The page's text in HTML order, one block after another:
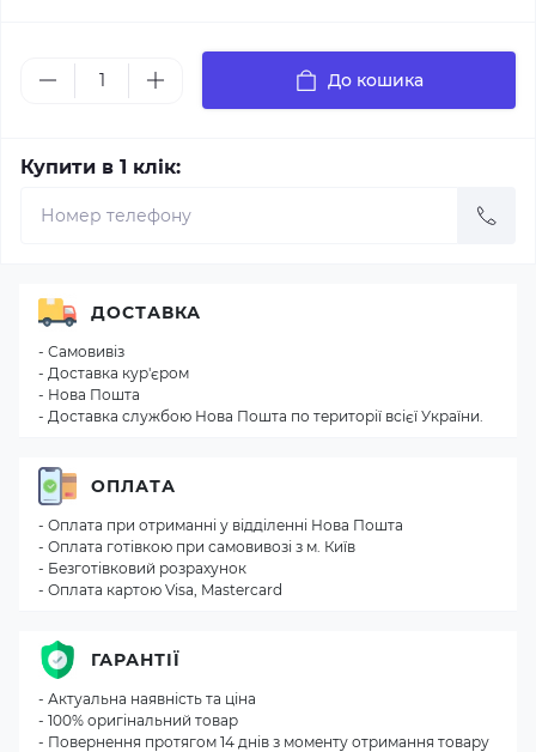
До кошика
Купити в 1 клік:
ДОСТАВКА
- Самовивіз
- Доставка кур'єром
- Нова Пошта
- Доставка службою Нова Пошта по території всієї України.
ОПЛАТА
- Оплата при отриманні у відділенні Нова Пошта
- Оплата готівкою при самовивозі з м. Київ
- Безготівковий розрахунок
- Оплата картою Visa, Mastercard
ГАРАНТІЇ
- Актуальна наявність та ціна
- 100% оригінальний товар
- Повернення протягом 14 днів з моменту отримання товару